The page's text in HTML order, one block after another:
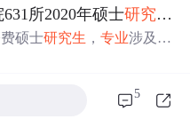
努力学习和提升自身能
会获得较好的发展。
所2020年硕士研究生
硕士研究生 ，专业涉及计
5